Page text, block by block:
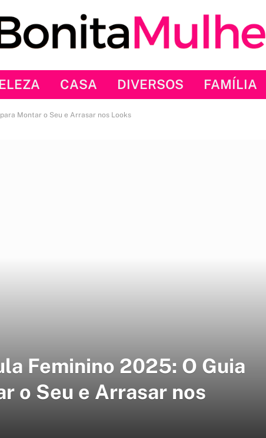
CASA DIVERSOS FAMÍLIA
Montar o Seu e Arrasar nos Looks
Feminino 2025: O Guia
o Seu e Arrasar nos